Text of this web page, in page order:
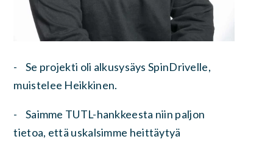
- Se projekti oli alkusysäys SpinDrivelle,
muistelee Heikkinen.
- Saimme TUTL-hankkeesta niin paljon
tietoa, että uskalsimme heittäytyä